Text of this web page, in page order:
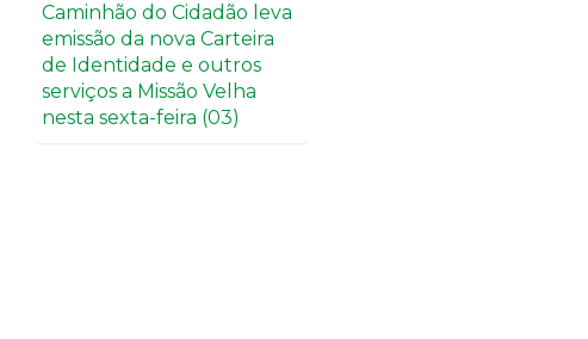
Caminhão do Cidadão leva
emissão da nova Carteira
de Identidade e outros
serviços a Missão Velha
nesta sexta-feira (03)